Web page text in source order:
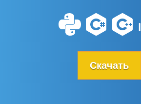
Скачать